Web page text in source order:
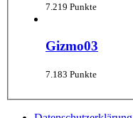
7.219 Punkte
Gizmo03
7.183 Punkte